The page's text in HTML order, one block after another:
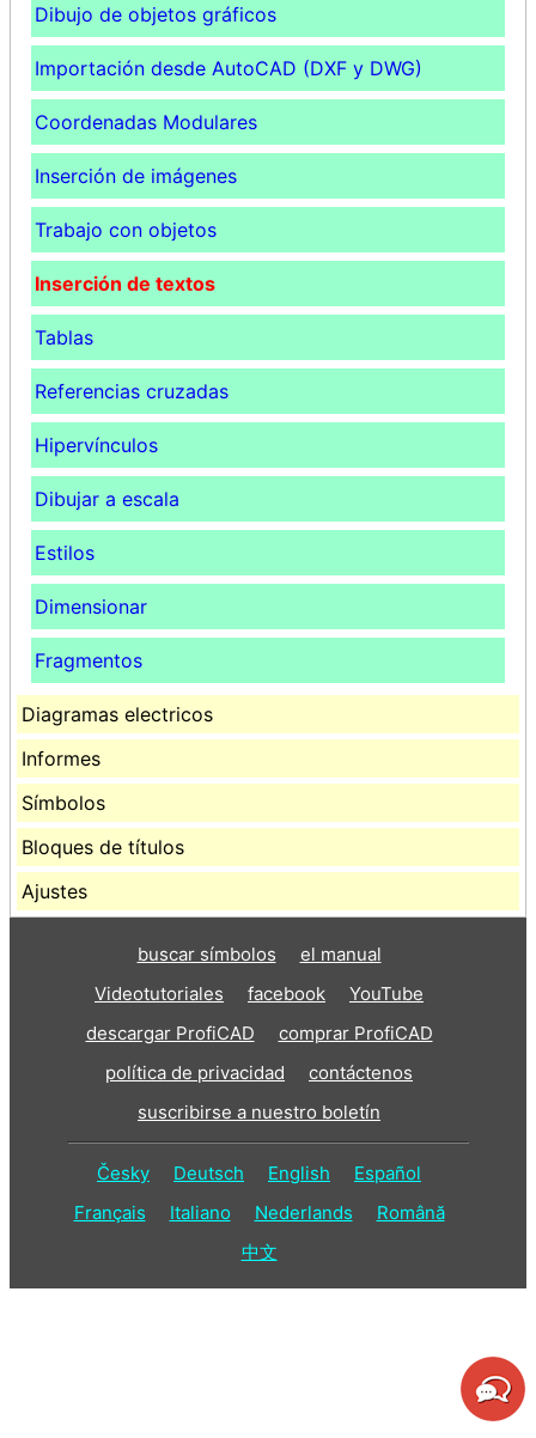
Dibujo de objetos gráficos
Importación desde AutoCAD (DXF y DWG)
Coordenadas Modulares
Inserción de imágenes
Trabajo con objetos
Inserción de textos
Tablas
Referencias cruzadas
Hipervínculos
Dibujar a escala
Estilos
Dimensionar
Fragmentos
Diagramas electricos
Informes
Símbolos
Bloques de títulos
Ajustes
buscar símbolos
el manual
Videotutoriales
facebook
YouTube
descargar ProfiCAD
comprar ProfiCAD
política de privacidad
contáctenos
suscribirse a nuestro boletín
Česky Deutsch English
Español
Français
Italiano Nederlands
Română
中文